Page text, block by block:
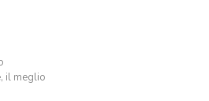
il meglio